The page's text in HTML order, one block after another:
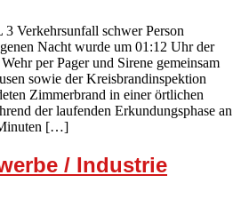
Verkehrsunfall schwer Person
Nacht wurde um 01:12 Uhr der
per Pager und Sirene gemeinsam
sowie der Kreisbrandinspektion
Zimmerbrand in einer örtlichen
der laufenden Erkundungsphase an
[…]
/ Industrie